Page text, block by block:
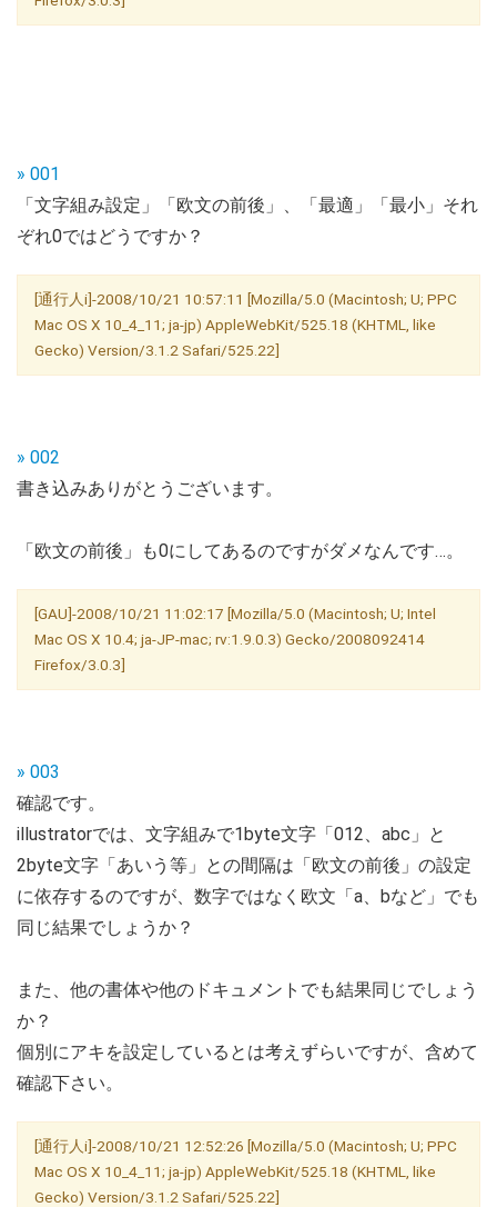
» 001
「文字組み設定」「欧文の前後」、「最適」「最小」それ
ぞれ0ではどうですか？
[通行人i]-2008/10/21 10:57:11 [Mozilla/5.0 (Macintosh; U; PPC
Mac OS X 10_4_11; ja-jp) AppleWebKit/525.18 (KHTML, like
Gecko) Version/3.1.2 Safari/525.22]
» 002
書き込みありがとうございます。
「欧文の前後」も0にしてあるのですがダメなんです…。
[GAU]-2008/10/21 11:02:17 [Mozilla/5.0 (Macintosh; U; Intel
Mac OS X 10.4; ja-JP-mac; rv:1.9.0.3) Gecko/2008092414
Firefox/3.0.3]
» 003
確認です。
illustratorでは、文字組みで1byte文字「012、abc」と
2byte文字「あいう等」との間隔は「欧文の前後」の設定
に依存するのですが、数字ではなく欧文「a、bなど」でも
同じ結果でしょうか？
また、他の書体や他のドキュメントでも結果同じでしょう
か？
個別にアキを設定しているとは考えずらいですが、含めて
確認下さい。
[通行人i]-2008/10/21 12:52:26 [Mozilla/5.0 (Macintosh; U; PPC
Mac OS X 10_4_11; ja-jp) AppleWebKit/525.18 (KHTML, like
Gecko) Version/3.1.2 Safari/525.22]